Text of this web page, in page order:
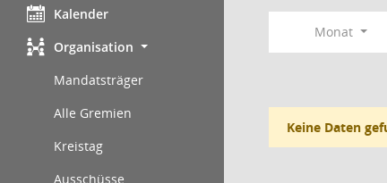
Kalender
Organisation
Mandatsträger
Alle Gremien
Kreistag
Ausschüsse
Monat
Keine Daten